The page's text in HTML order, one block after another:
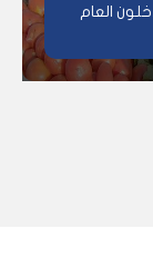
العام